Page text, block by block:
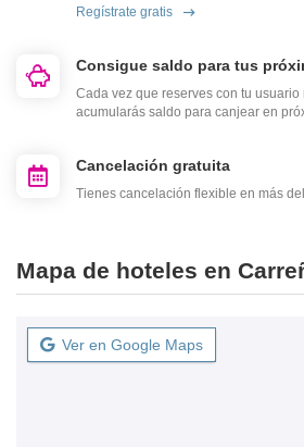
Regístrate gratis
Consigue saldo para tus
Cada vez que reserves con tu
acumularás saldo para canjear en
Cancelación gratuita
Tienes cancelación flexible en más
Mapa de hoteles en
Ver en Google Maps